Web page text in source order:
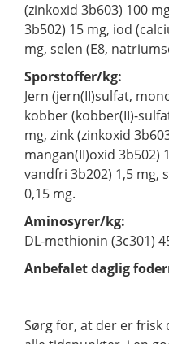
(zinkoxid 3b603) 100
3b502) 15 mg, iod
mg, selen (E8,
Sporstoffer/kg:
Jern (jern(II)sulfat,
kobber (kobber(II)-
mg, zink (zinkoxid
mangan(II)oxid 3b502)
vandfri 3b202) 1,5 mg,
0,15 mg.
Aminosyrer/kg:
DL-methionin (3c301)
Anbefalet daglig
Sørg for, at der er frisk